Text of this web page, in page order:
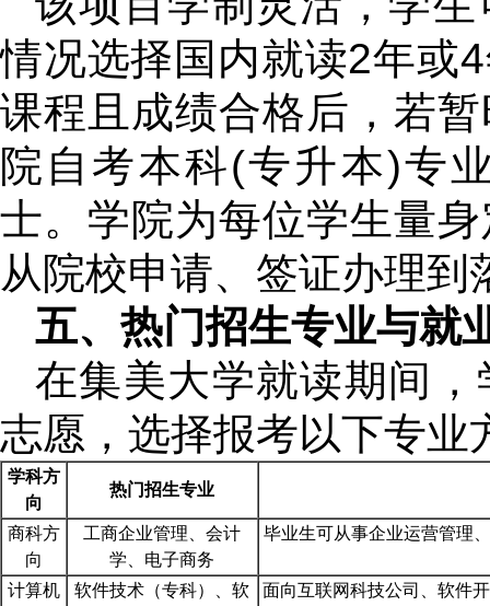
情况选择国内就读2年或
课程且成绩合格后，若
院自考本科(专升本)专
士。学院为每位学生量
从院校申请、签证办理
五、热门招生专业与就
在集美大学就读期间
志愿，选择报考以下专业
学科方
向
热门招生专业
商科方
向
工商企业管理、会计
学、电子商务
毕业生可从事企业运营管理
计算机
软件技术（专科）、软
面向互联网科技公司、软件